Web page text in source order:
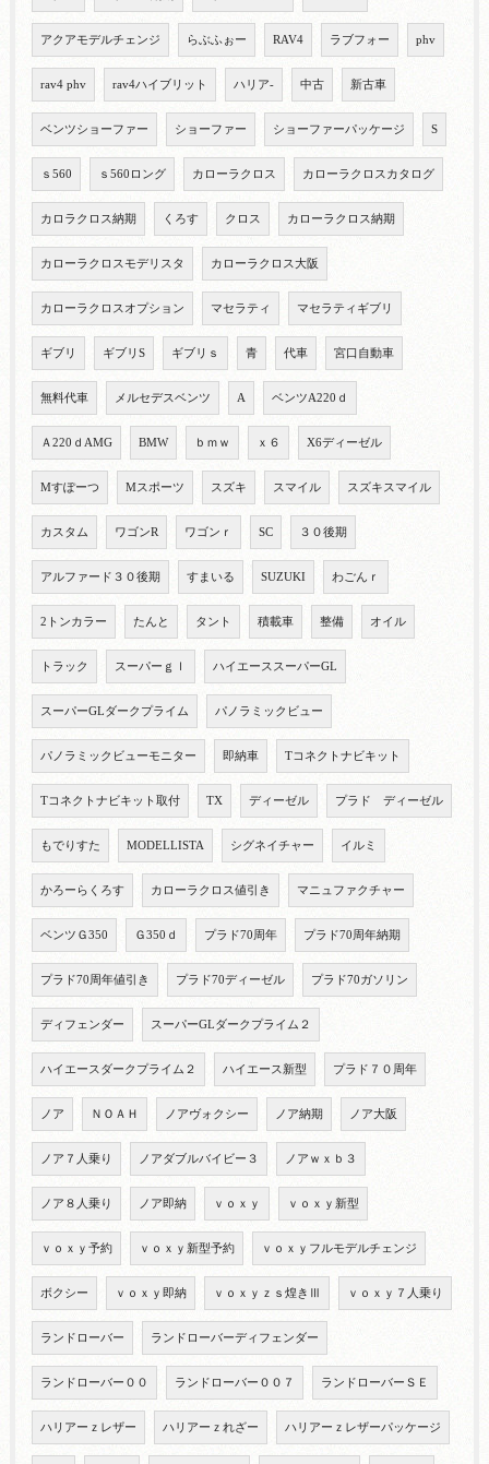
アクアモデルチェンジ らぶふぉー RAV4 ラブフォー phv
rav4 phv rav4ハイブリット ハリア- 中古 新古車
ベンツショーファー ショーファー ショーファーパッケージ S
ｓ560 ｓ560ロング カローラクロス カローラクロスカタログ
カロラクロス納期 くろす クロス カローラクロス納期
カローラクロスモデリスタ カローラクロス大阪
カローラクロスオプション マセラティ マセラティギブリ
ギブリ ギブリS ギブリｓ 青 代車 宮口自動車
無料代車 メルセデスベンツ A ベンツA220ｄ
Ａ220ｄAMG BMW ｂｍｗ ｘ６ X6ディーゼル
Mすぽーつ Mスポーツ スズキ スマイル スズキスマイル
カスタム ワゴンR ワゴンｒ SC ３０後期
アルファード３０後期 すまいる SUZUKI わごんｒ
2トンカラー たんと タント 積載車 整備 オイル
トラック スーパーｇｌ ハイエーススーパーGL
スーパーGLダークプライム パノラミックビュー
パノラミックビューモニター 即納車 Tコネクトナビキット
Tコネクトナビキット取付 TX ディーゼル プラド ディーゼル
もでりすた MODELLISTA シグネイチャー イルミ
かろーらくろす カローラクロス値引き マニュファクチャー
ベンツＧ350 Ｇ350ｄ プラド70周年 プラド70周年納期
プラド70周年値引き プラド70ディーゼル プラド70ガソリン
ディフェンダー スーパーGLダークプライム２
ハイエースダークプライム２ ハイエース新型 プラド７０周年
ノア ＮＯＡＨ ノアヴォクシー ノア納期 ノア大阪
ノア７人乗り ノアダブルバイビー３ ノアｗｘｂ３
ノア８人乗り ノア即納 ｖｏｘｙ ｖｏｘｙ新型
ｖｏｘｙ予約 ｖｏｘｙ新型予約 ｖｏｘｙフルモデルチェンジ
ボクシー ｖｏｘｙ即納 ｖｏｘｙｚｓ煌きⅢ ｖｏｘｙ７人乗り
ランドローバー ランドローバーディフェンダー
ランドローバー００ ランドローバー００７ ランドローバーＳＥ
ハリアーｚレザー ハリアーｚれざー ハリアーｚレザーパッケージ